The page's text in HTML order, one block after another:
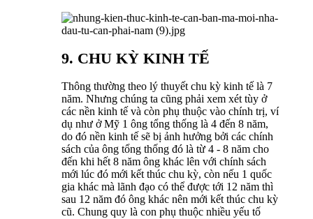
9. CHU KỲ KINH TẾ
Thông thường theo lý thuyết chu kỳ kinh tế là 7
năm. Nhưng chúng ta cũng phải xem xét tùy ở
các nền kinh tế và còn phụ thuộc vào chính trị, ví
dụ như ở Mỹ 1 ông tổng thống là 4 đến 8 năm,
do đó nền kinh tế sẽ bị ảnh hưởng bởi các chính
sách của ông tổng thống đó là từ 4 - 8 năm cho
đến khi hết 8 năm ông khác lên với chính sách
mới lúc đó mới kết thúc chu kỳ, còn nếu 1 quốc
gia khác mà lãnh đạo có thể được tới 12 năm thì
sau 12 năm đó ông khác nên mới kết thúc chu kỳ
cũ. Chung quy là con phụ thuộc nhiều yếu tố